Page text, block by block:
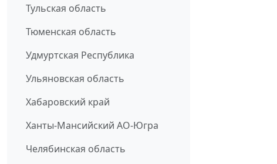
Тульская область
Тюменская область
Удмуртская Республика
Ульяновская область
Хабаровский край
Ханты-Мансийский АО-Югра
Челябинская область